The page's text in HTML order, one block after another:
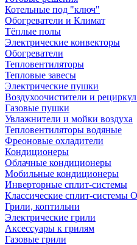
Котельные под "ключ"
Обогреватели и Климат
Тёплые полы
Электрические конвекторы
Обогреватели
Тепловентиляторы
Тепловые завесы
Электрические пушки
Воздухоочистители и
Газовые пушки
Увлажнители и мойки воздуха
Тепловентиляторы водяные
Фреоновые охладители
Кондиционеры
Облачные кондиционеры
Мобильные кондиционеры
Инверторные сплит-системы
Классические сплит-системы
Грили, коптильни
Электрические грили
Аксессуары к грилям
Газовые грили